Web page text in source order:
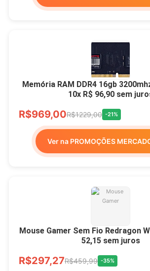
Memória RAM DDR4 16gb
10x R$ 96,90 sem
R$969,00R$1229,00 -21%
Ver na PROMOÇÕES
Mouse Gamer Sem Fio Redragon
52,15 sem juros
R$297,27R$459,99 -35%